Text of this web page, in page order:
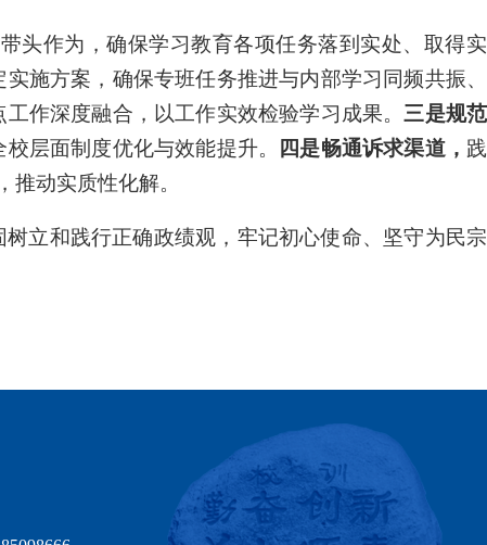
头作为，确保学习教育各项任务落到实处、取得实
施方案，确保专班任务推进与内部学习同频共振、
作深度融合，以工作实效检验学习成果。 三是规范
层面制度优化与效能提升。 四是畅通诉求渠道， 践
动实质性化解。
立和践行正确政绩观，牢记初心使命、坚守为民宗